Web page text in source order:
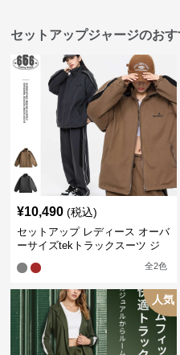
セットアップジャージのお
¥10,490 (税込)
セットアップ レディース オーバ
ーサイズtekトラックスーツ ジ
全2色
人気